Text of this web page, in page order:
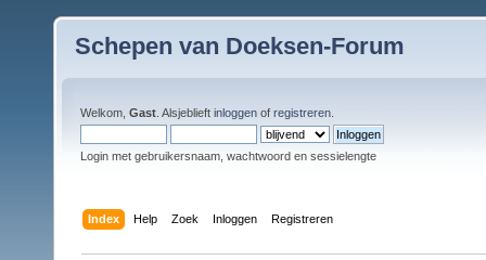
Schepen van Doeksen-Forum
Welkom, Gast . Alsjeblieft inloggen of registreren
Login met gebruikersnaam, wachtwoord en sessielengte
Index Help Zoek Inloggen Registreren